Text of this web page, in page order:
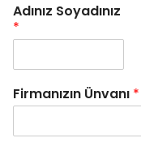
Adınız Soyadınız
*
Firmanızın Ünvanı *